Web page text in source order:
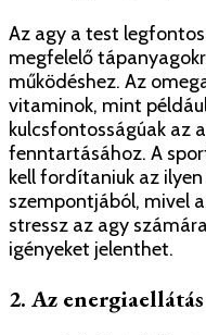
Az agy a test
megfelelő
működéshez. Az
vitaminok, mint
kulcsfontosságúak az
fenntartásához. A
kell fordítaniuk az
szempontjából, mivel
stressz az agy
igényeket jelenthet.
2. Az